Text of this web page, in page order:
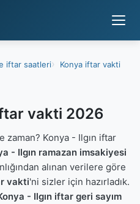
iftar saatleri
Konya iftar vakti
vakti 2026
zaman? Konya - Ilgın iftar
- Ilgın ramazan imsakiyesi
alınan verilere göre
vakti'ni sizler için hazırladık.
- Ilgın iftar geri sayım